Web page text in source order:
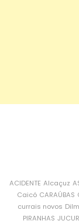
ACIDENTE Alcaçuz
Caicó CARAÚBAS
currais novos
PIRANHAS